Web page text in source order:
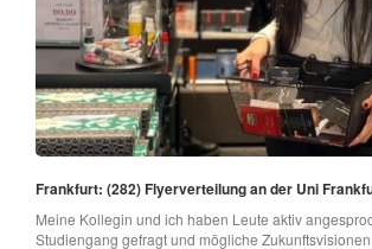
Frankfurt: (282) Flyerverteilung an der Uni
Meine Kollegin und ich haben Leute aktiv
Studiengang gefragt und mögliche